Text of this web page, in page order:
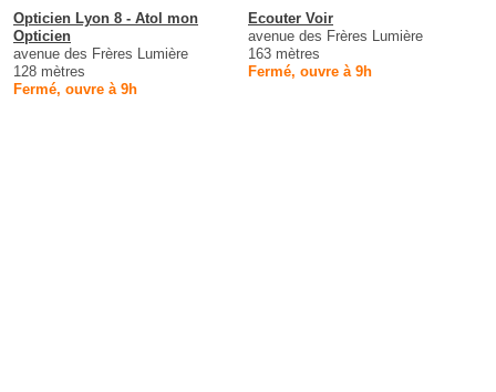
Opticien Lyon 8 - Atol mon
Opticien
avenue des Frères Lumière
128 mètres
Fermé, ouvre à 9h
Ecouter Voir
avenue des Frères Lumière
163 mètres
Fermé, ouvre à 9h